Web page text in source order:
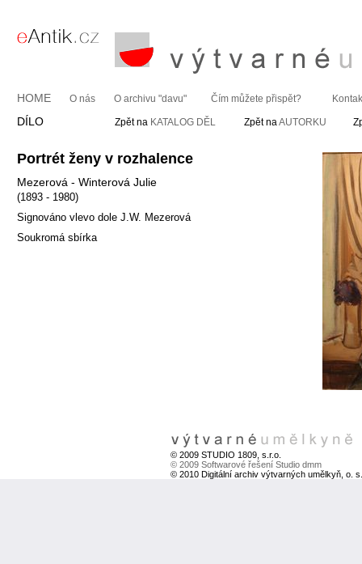
HOME O nás O archivu "davu" Čím můžete přispět?
DÍLO Zpět na KATALOG DĚL Zpět naAUTORKU
Portrét ženy v rozhalence
Mezerová - Winterová Julie
(1893 - 1980)
Signováno vlevo dole J.W. Mezerová
Soukromá sbírka
© 2009 STUDIO 1809, s.r.o.
© 2009 Softwarové řešení Studio dmm
© 2010 Digitální archiv výtvarných umělkyň, o. s.